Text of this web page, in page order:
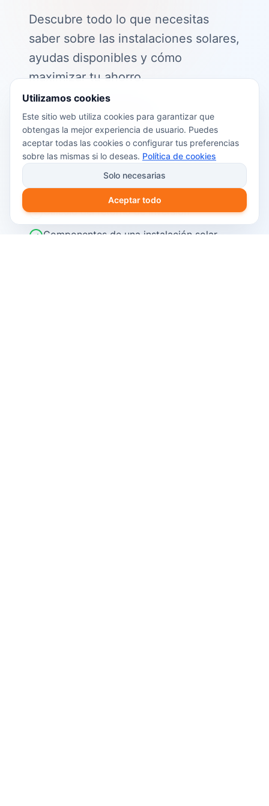
Descubre todo lo que necesitas
saber sobre las instalaciones solares,
ayudas disponibles y cómo
maximizar tu ahorro.
📖 Contenido de la guía:
Cómo funciona el autoconsumo
fotovoltaico
Ayudas y subvenciones disponibles en
2026
Cálculo del retorno de inversión
Componentes de una instalación solar
Utilizamos cookies
Este sitio web utiliza cookies para garantizar que
obtengas la mejor experiencia de usuario. Puedes
aceptar todas las cookies o configurar tus preferencias
sobre las mismas si lo deseas. Política de cookies
Solo necesarias
Aceptar todo